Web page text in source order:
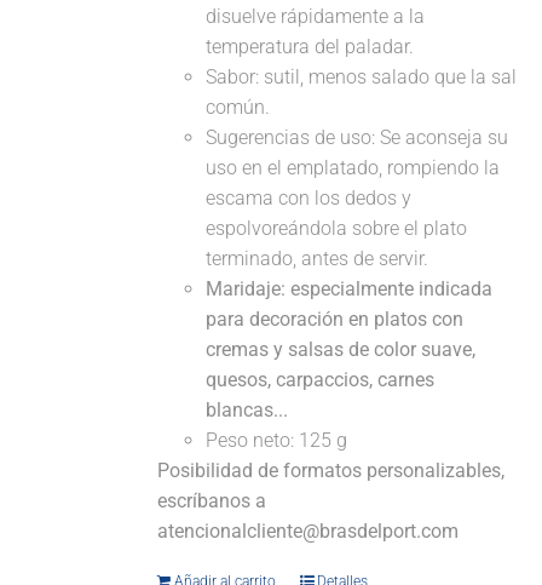
disuelve rápidamente a la
temperatura del paladar.
Sabor: sutil, menos salado que la sal
común.
Sugerencias de uso: Se aconseja su
uso en el emplatado, rompiendo la
escama con los dedos y
espolvoreándola sobre el plato
terminado, antes de servir.
Maridaje: especialmente indicada
para decoración en platos con
cremas y salsas de color suave,
quesos, carpaccios, carnes
blancas...
Peso neto: 125 g
Posibilidad de formatos personalizables,
escríbanos a
atencionalcliente@brasdelport.com